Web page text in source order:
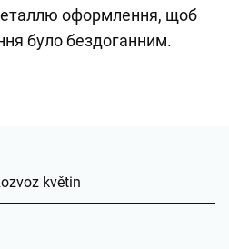
оформлення, щоб
було бездоганним.
květin